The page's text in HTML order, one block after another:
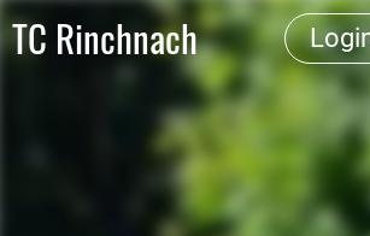
TC Rinchnach